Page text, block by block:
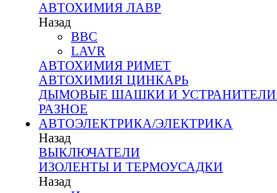
АВТОХИМИЯ ЛАВР
Назад
BBC
LAVR
АВТОХИМИЯ РИМЕТ
АВТОХИМИЯ ЦИНКАРЬ
ДЫМОВЫЕ ШАШКИ И УСТРАНИТЕЛИ
РАЗНОЕ
АВТОЭЛЕКТРИКА/ЭЛЕКТРИКА
Назад
ВЫКЛЮЧАТЕЛИ
ИЗОЛЕНТЫ И ТЕРМОУСАДКИ
Назад